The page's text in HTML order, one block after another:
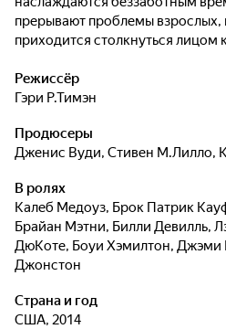
прерывают проблемы взрослых,
приходится столкнуться лицом
Режиссёр
Гэри Р.Тимэн
Продюсеры
Дженис Вуди, Стивен М.Лилло,
В ролях
Калеб Медоуз, Брок Патрик
Брайан Мэтни, Билли Девилль,
ДюКоте, Боуи Хэмилтон, Джэми
Джонстон
Страна и год
США, 2014